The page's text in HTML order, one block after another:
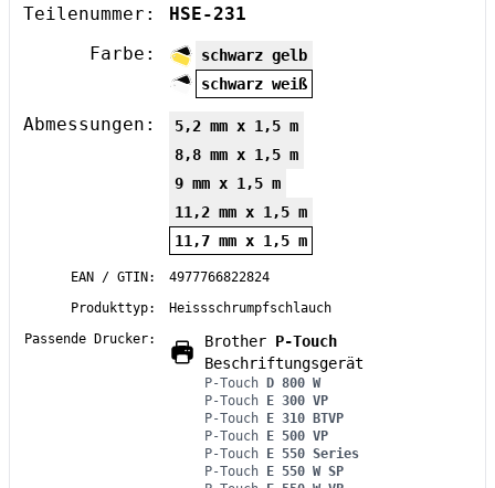
Teilenummer:
HSE-231
Farbe:
schwarz gelb
schwarz weiß
Abmessungen:
5,2 mm x 1,5 m
8,8 mm x 1,5 m
9 mm x 1,5 m
11,2 mm x 1,5 m
11,7 mm x 1,5 m
EAN / GTIN:
4977766822824
Produkttyp:
Heissschrumpfschlauch
Passende Drucker:
Brother P-Touch
Beschriftungsgerät
P-Touch D 800 W
P-Touch E 300 VP
P-Touch E 310 BTVP
P-Touch E 500 VP
P-Touch E 550 Series
P-Touch E 550 W SP